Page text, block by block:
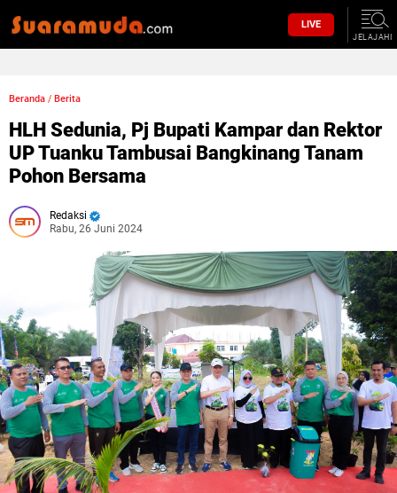
LIVE
JELAJAHI
Beranda / Berita
HLH Sedunia, Pj Bupati Kampar dan Rektor
UP Tuanku Tambusai Bangkinang Tanam
Pohon Bersama
Redaksi
Rabu, 26 Juni 2024